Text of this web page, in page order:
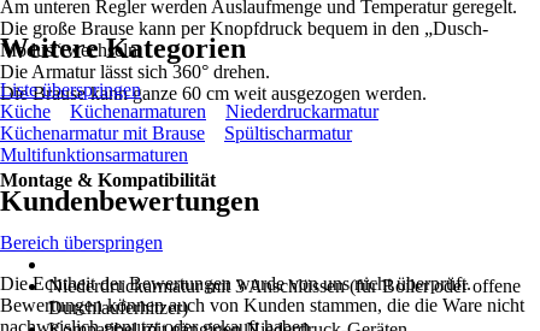
Am unteren Regler werden Auslaufmenge und Temperatur geregelt.
Die große Brause kann per Knopfdruck bequem in den „Dusch-
Modus“ wechseln.
Die Armatur lässt sich 360° drehen.
Die Brause kann ganze 60 cm weit ausgezogen werden.
Montage & Kompatibilität
Niederdruckarmatur mit 3 Anschlüssen (für Boiler oder offene
Durchlauferhitzer)
Weitere Kategorien
Liste überspringen
Küche
Küchenarmaturen
Niederdruckarmatur
Küchenarmatur mit Brause
Spültischarmatur
Multifunktionsarmaturen
Kundenbewertungen
Bereich überspringen
Die Echtheit der Bewertungen wurde von uns nicht überprüft.
Bewertungen können auch von Kunden stammen, die die Ware nicht
nachweislich genutzt oder gekauft haben.